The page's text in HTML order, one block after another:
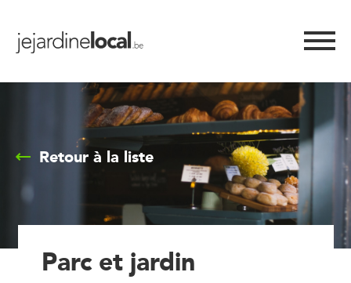
Retour à la liste
Parc et jardin